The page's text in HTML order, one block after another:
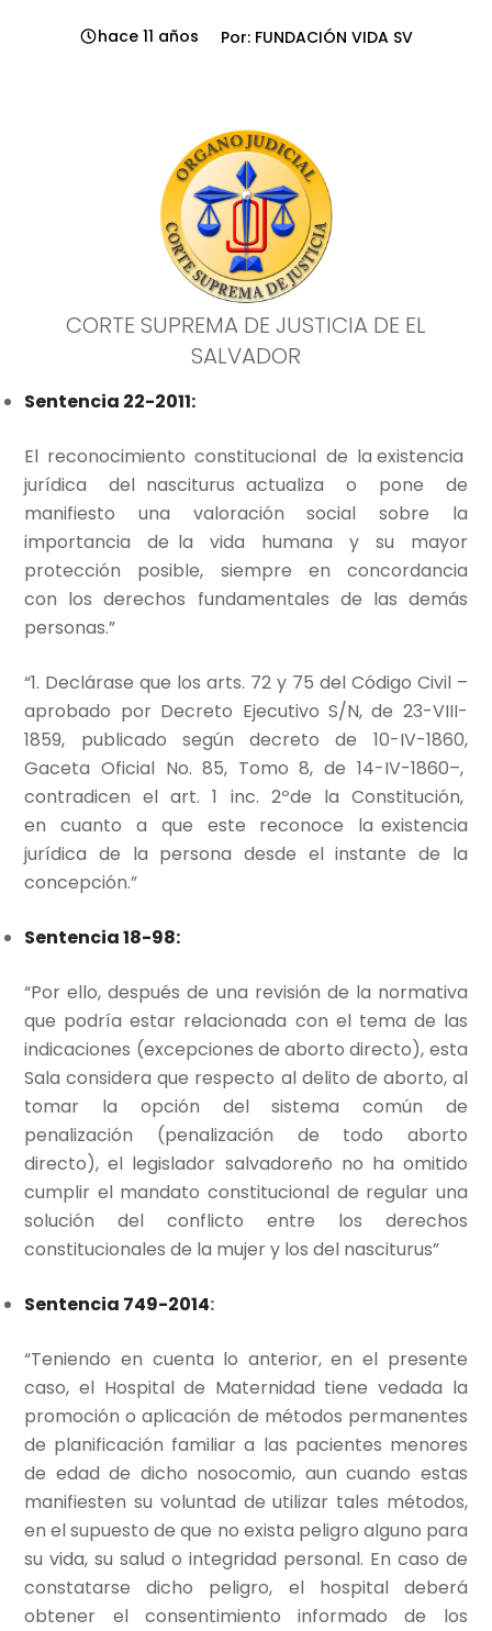
hace 11 años Por: FUNDACIÓN VIDA SV
CORTE SUPREMA DE JUSTICIA DE EL
SALVADOR
Sentencia 22-2011:
El reconocimiento constitucional de la existencia
jurídica del nasciturus actualiza o pone de
manifiesto una valoración social sobre la
importancia de la vida humana y su mayor
protección posible, siempre en concordancia
con los derechos fundamentales de las demás
personas.”
“1. Declárase que los arts. 72 y 75 del Código Civil –
aprobado por Decreto Ejecutivo S/N, de 23-VIII-
1859, publicado según decreto de 10-IV-1860,
Gaceta Oficial No. 85, Tomo 8, de 14-IV-1860–,
contradicen el art. 1 inc. 2ºde la Constitución,
en cuanto a que este reconoce la existencia
jurídica de la persona desde el instante de la
concepción.”
Sentencia 18-98:
“Por ello, después de una revisión de la normativa
que podría estar relacionada con el tema de las
indicaciones (excepciones de aborto directo), esta
Sala considera que respecto al delito de aborto, al
tomar la opción del sistema común de
penalización (penalización de todo aborto
directo), el legislador salvadoreño no ha omitido
cumplir el mandato constitucional de regular una
solución del conflicto entre los derechos
constitucionales de la mujer y los del nasciturus”
Sentencia 749-2014:
“Teniendo en cuenta lo anterior, en el presente
caso, el Hospital de Maternidad tiene vedada la
promoción o aplicación de métodos permanentes
de planificación familiar a las pacientes menores
de edad de dicho nosocomio, aun cuando estas
manifiesten su voluntad de utilizar tales métodos,
en el supuesto de que no exista peligro alguno para
su vida, su salud o integridad personal. En caso de
constatarse dicho peligro, el hospital deberá
obtener el consentimiento informado de los